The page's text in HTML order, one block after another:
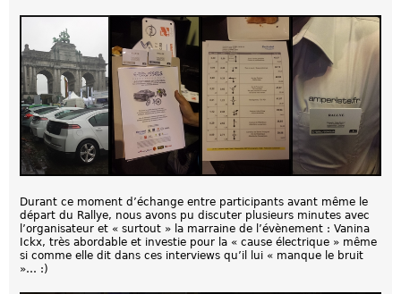
Durant ce moment d’échange entre participants avant même le
départ du Rallye, nous avons pu discuter plusieurs minutes avec
l’organisateur et « surtout » la marraine de l’évènement : Vanina
Ickx, très abordable et investie pour la « cause électrique » même
si comme elle dit dans ces interviews qu’il lui « manque le bruit
»… :)